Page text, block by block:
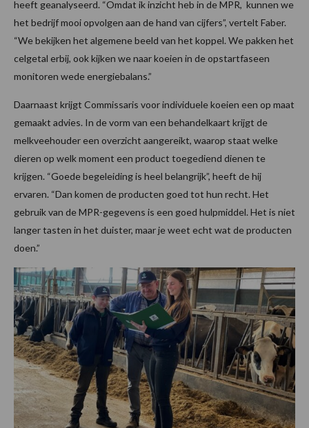
heeft geanalyseerd. “Omdat ik inzicht heb in de MPR, kunnen we
het bedrijf mooi opvolgen aan de hand van cijfers”, vertelt Faber.
“We bekijken het algemene beeld van het koppel. We pakken het
celgetal erbij, ook kijken we naar koeien in de opstartfaseen
monitoren wede energiebalans.”
Daarnaast krijgt Commissaris voor individuele koeien een op maat
gemaakt advies. In de vorm van een behandelkaart krijgt de
melkveehouder een overzicht aangereikt, waarop staat welke
dieren op welk moment een product toegediend dienen te
krijgen. “Goede begeleiding is heel belangrijk”, heeft de hij
ervaren. “Dan komen de producten goed tot hun recht. Het
gebruik van de MPR-gegevens is een goed hulpmiddel. Het is niet
langer tasten in het duister, maar je weet echt wat de producten
doen.”